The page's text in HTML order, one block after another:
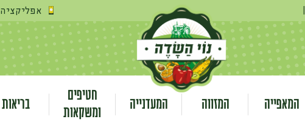
אפליקציה
המאפייה המזווה המעדנייה
חטיפים
ומשקאות
בריאות